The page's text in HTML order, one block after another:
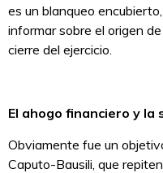
es un blanqueo
informar sobre el origen
cierre del ejercicio.
El ahogo financiero y la
Obviamente fue un
Caputo-Bausili, que